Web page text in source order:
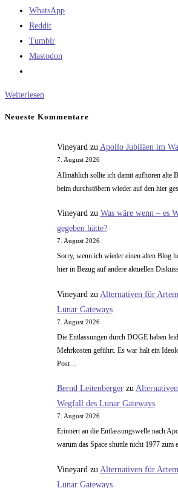
WhatsApp
Reddit
Tumblr
Mastodon
Weiterlesen
Neueste Kommentare
Vineyardzu Apollo Jubiläen im
7. August 2026
Allmählich sollte ich damit aufhören alte
beim durchstöbern wieder auf den hier
Vineyard zu Was wäre wenn – es
gegeben hätte?
7. August 2026
Sorry, wenn ich wieder einen alten Blog
hier in Bezug auf andere aktuellen
Vineyard zu Alternativen für
Lunar Gateways
7. August 2026
Die Entlassungen durch DOGE haben
Mehrkosten geführt. Es war halt ein
Post…
Bernd Leitenbergerzu
Wegfall des Lunar Gateways
7. August 2026
Erinnert an die Entlassungswelle nach
warum das Space shuttle nicht 1977
Vineyard zu Alternativen für
Lunar Gateways